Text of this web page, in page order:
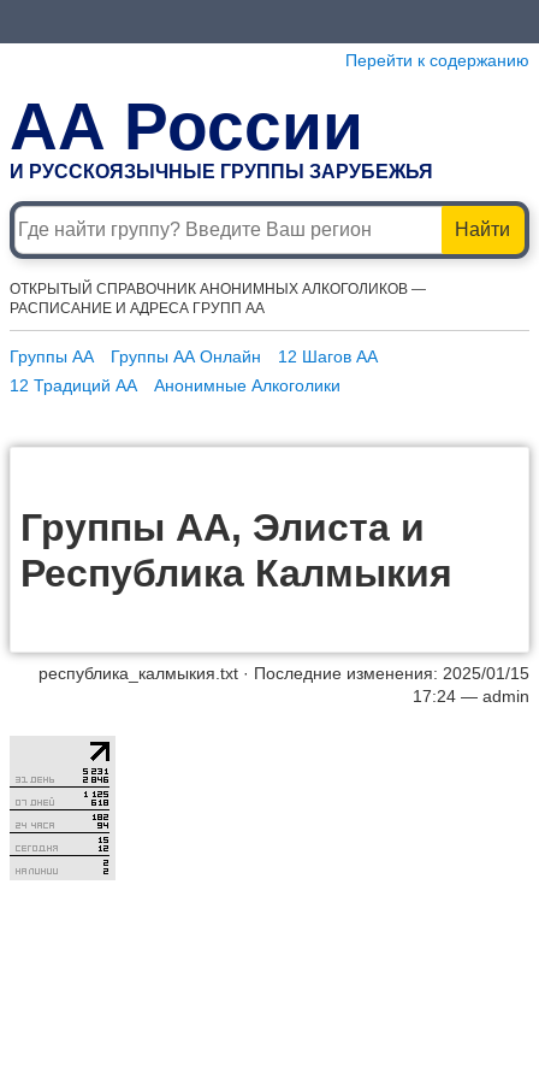
Перейти к содержанию
АА России
И РУССКОЯЗЫЧНЫЕ ГРУППЫ ЗАРУБЕЖЬЯ
Найти
ОТКРЫТЫЙ СПРАВОЧНИК АНОНИМНЫХ АЛКОГОЛИКОВ —
РАСПИСАНИЕ И АДРЕСА ГРУПП АА
Группы АА Группы АА Онлайн
12 Шагов АА
12 Традиций АА
Анонимные Алкоголики
Группы АА, Элиста и
Республика Калмыкия
республика_калмыкия.txt · Последние изменения: 2025/01/15
17:24 — admin